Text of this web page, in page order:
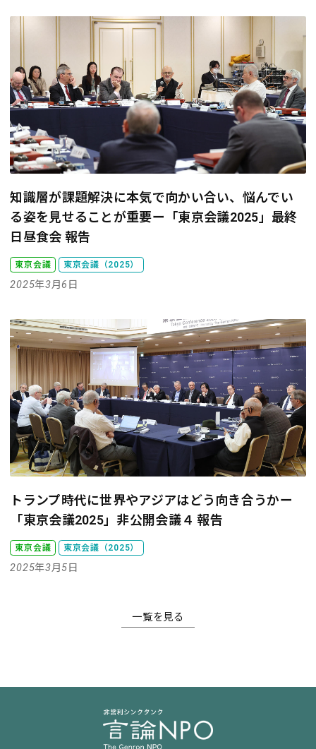
知識層が課題解決に本気で向かい合い、悩んでい
る姿を見せることが重要ー「東京会議2025」最終
日昼食会 報告
東京会議 東京会議（2025）
2025年3月6日
トランプ時代に世界やアジアはどう向き合うかー
「東京会議2025」非公開会議４ 報告
東京会議 東京会議（2025）
2025年3月5日
一覧を見る